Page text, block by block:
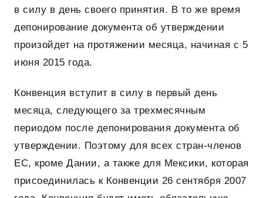
в силу в день своего принятия. В то же время
депонирование документа об утверждении
произойдет на протяжении месяца, начиная с 5
июня 2015 года.
Конвенция вступит в силу в первый день
месяца, следующего за трехмесячным
периодом после депонирования документа об
утверждении. Поэтому для всех стран-членов
ЕС, кроме Дании, а также для Мексики, которая
присоединилась к Конвенции 26 сентября 2007